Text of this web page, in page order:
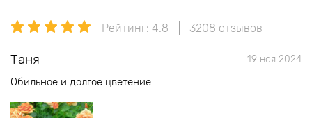
Рейтинг: 4.8 3208 отзывов
Таня 19 ноя 2024
Обильное и долгое цветение